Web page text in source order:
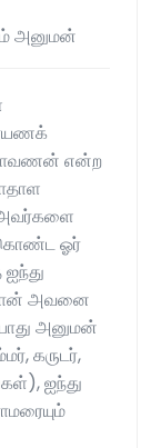
அனுமன்
என்ற
அவர்களை
ஓர்
அவனை
அனுமன்
கருடர்,
ஐந்து